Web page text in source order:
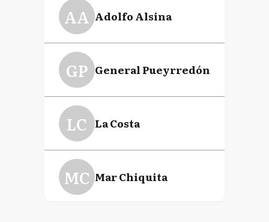
AA Adolfo Alsina
GP General Pueyrredón
LC La Costa
MC Mar Chiquita